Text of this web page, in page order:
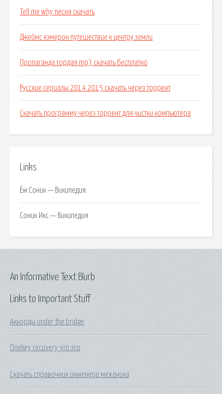
Tell me why песня скачать
Джеймс кэмерон путешествие к центру земли
Пропаганда гордая mp3 скачать бесплатно
Русские сериалы 2014 2015 скачать через торрент
Скачать программу через торрент для чистки компьютера
Links
Ёж Соник — Википедия.
Соник Икс — Википедия.
Links to Important Stuff
Аккорды under the bridge
Onekey recovery что это
Скачать справочник инженера механика
An Informative Text Blurb